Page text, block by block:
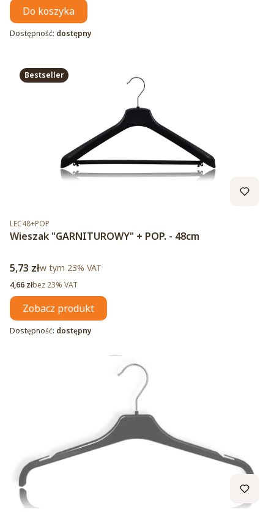
Do koszyka
Dostępność: dostępny
Bestseller
Kod produktu
LEC48+POP
Wieszak "GARNITUROWY" + POP. - 48cm
Cena brutto
5,73 złw tym %s VAT
w tym 23% VAT
Cena netto
4,66 złbez 23% VAT
Zobacz produkt
Dostępność: dostępny